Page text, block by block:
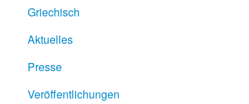
Griechisch
Aktuelles
Presse
Veröffentlichungen